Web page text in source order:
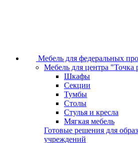
Мебель для федеральных
Мебель для центра "Точка
Шкафы
Секции
Тумбы
Столы
Стулья и кресла
Мягкая мебель
Готовые решения для
учреждений